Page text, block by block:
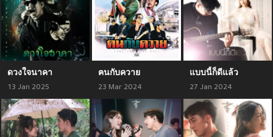
ดวงใจนาคา
13 Jan 2025
ฅนกับควาย
23 Mar 2024
แบบนี้ก็ดีแล้ว
27 Jan 2024